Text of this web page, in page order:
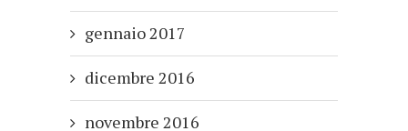
gennaio 2017
dicembre 2016
novembre 2016